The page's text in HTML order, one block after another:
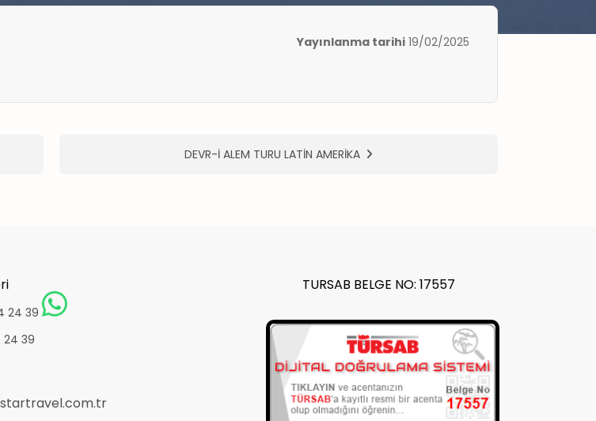
Yayınlanma tarihi 19/02/2025
DEVR-İ ALEM TURU LATİN AMERİKA
24 39
24 39
TURSAB BELGE NO: 17557